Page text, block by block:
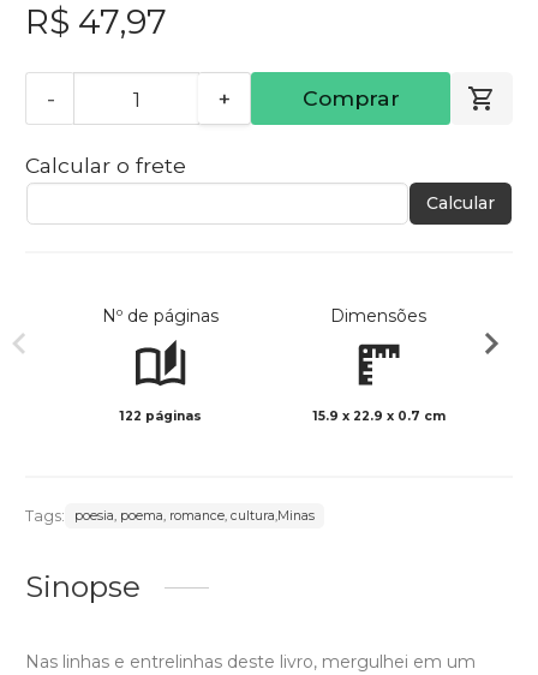
R$ 47,97
- + Comprar
Calcular o frete
Calcular
Nº de páginas
122 páginas
Dimensões
15.9 x 22.9 x 0.7 cm
Tags: poesia, poema, romance, cultura,Minas
Sinopse
Nas linhas e entrelinhas deste livro, mergulhei em um